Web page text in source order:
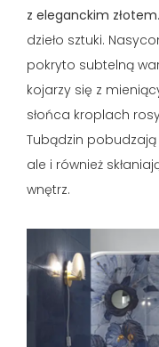
z eleganckim złotem
dzieło sztuki.
pokryto subtelną
kojarzy się z
słońca kroplach
Tubądzin
ale i również
wnętrz.